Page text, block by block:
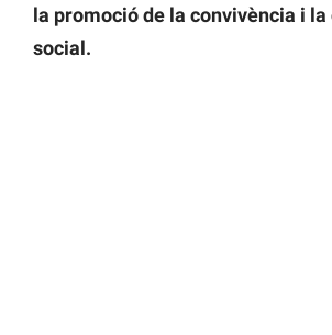
la promoció de la convivència i la
social.